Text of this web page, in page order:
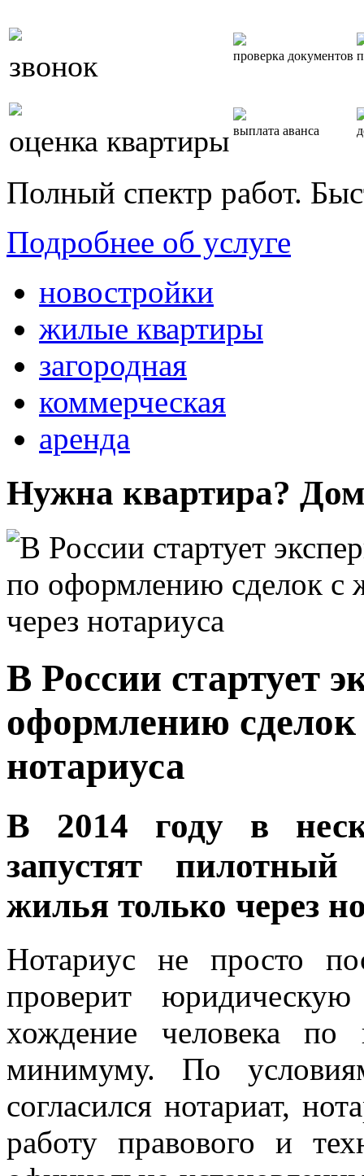
звонок проверка документов
оценка квартиры выплата аванса
Полный спектр работ.
Подробнее об услуге
новостройки
жилые квартиры
загородная
коммерческая
аренда
Нужна квартира?
В России стартует
оформлению сделок
нотариуса
В 2014 году в
запустят
жилья только через
Нотариус не просто
проверит
хождение человека по
минимуму. По
согласился нотариат,
работу правового и